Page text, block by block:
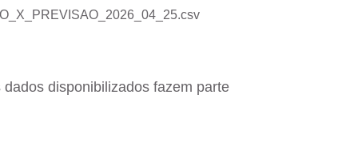
disponibilizados fazem parte